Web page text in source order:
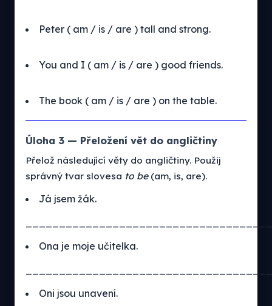
Peter ( am / is / are ) tall and strong.
You and I ( am / is / are ) good friends.
The book ( am / is / are ) on the table.
Úloha 3 — Přeložení vět do angličtiny
Přelož následující věty do angličtiny. Použij
správný tvar slovesa to be(am, is, are).
Já jsem žák.
Ona je moje učitelka.
Oni jsou unavení.